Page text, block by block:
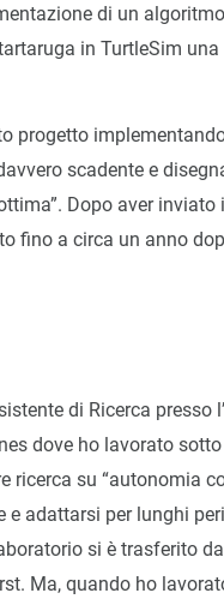
di un
in TurtleSim
progetto
scadente e
Dopo aver
fino a circa un anno
di Ricerca presso
dove ho lavorato
ricerca su “autonomia
e adattarsi per lunghi
si è trasferito
Ma, quando ho